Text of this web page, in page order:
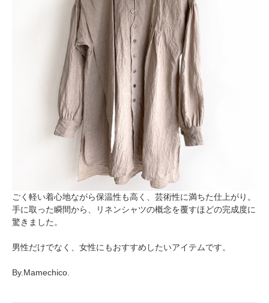
ごく軽い着心地ながら保温性も高く、芸術性に満ちた仕上がり。
手に取った瞬間から、リネンシャツの概念を覆すほどの完成度に
驚きました。
男性だけでなく、女性にもおすすめしたいアイテムです。
By.Mamechico.